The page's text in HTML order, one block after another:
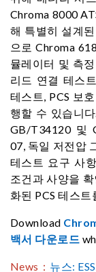
Chroma 8000
해 특별히 설계
으로 Chroma
뮬레이터 및 측
리드 연결 테스
테스트, PCS 보
행할 수 있습니
GB/T34120 및
07, 독일 저전압
테스트 요구 사
조건과 사양을
화된 PCS 테스
Download
백서 다운로드
News： 뉴스: